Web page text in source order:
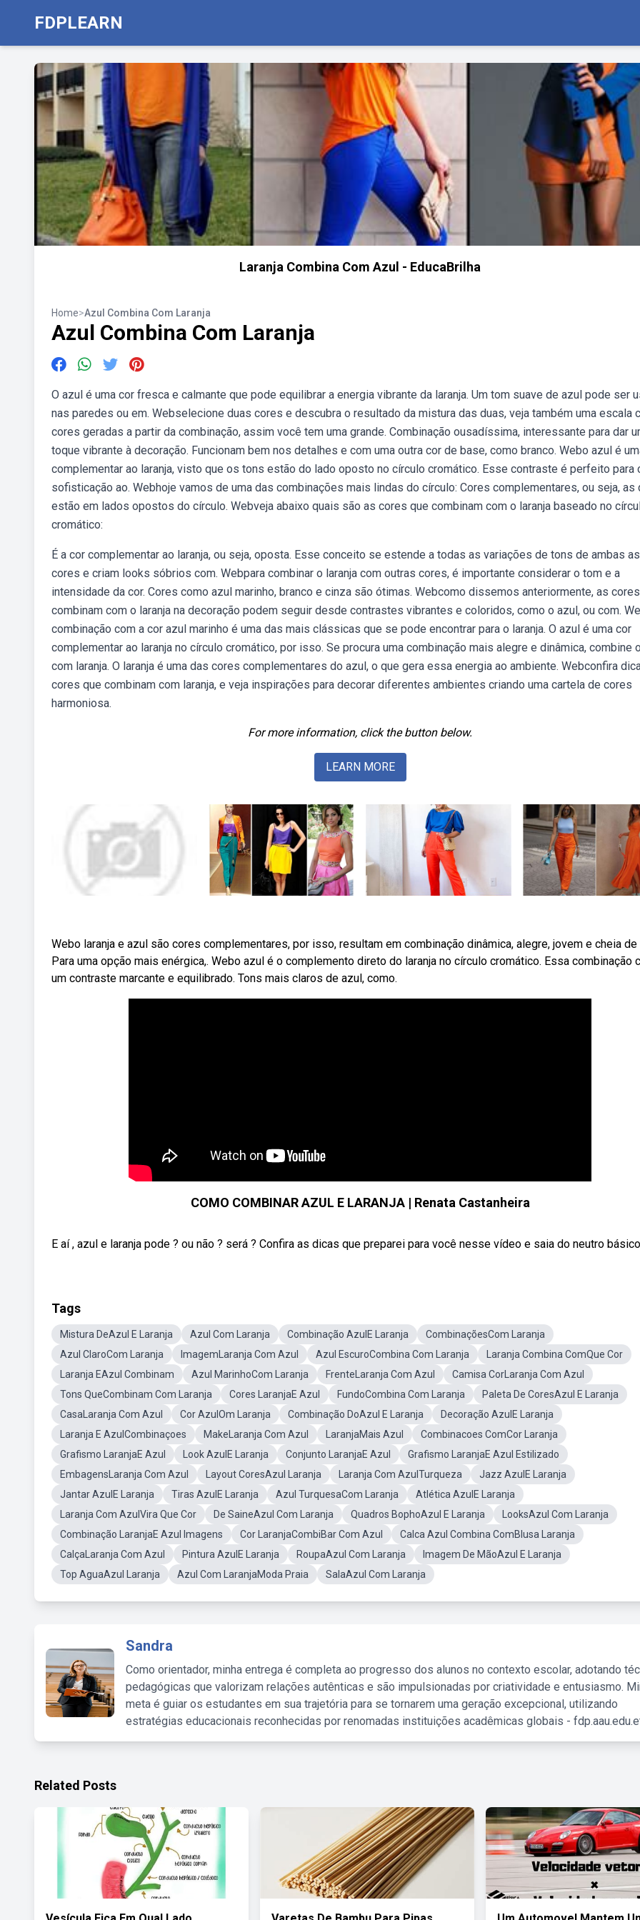
FDPLEARN
Laranja Combina Com Azul - EducaBrilha
Home>Azul Combina Com Laranja
Azul Combina Com Laranja
O azul é uma cor fresca e calmante que pode equilibrar a energia vibrante da laranja. Um tom suave de azul pode ser
nas paredes ou em. Webselecione duas cores e descubra o resultado da mistura das duas, veja também uma escala
cores geradas a partir da combinação, assim você tem uma grande. Combinação ousadíssima, interessante para dar
toque vibrante à decoração. Funcionam bem nos detalhes e com uma outra cor de base, como branco. Webo azul é
complementar ao laranja, visto que os tons estão do lado oposto no círculo cromático. Esse contraste é perfeito para
sofisticação ao. Webhoje vamos de uma das combinações mais lindas do círculo: Cores complementares, ou seja, as
estão em lados opostos do círculo. Webveja abaixo quais são as cores que combinam com o laranja baseado no
cromático:
É a cor complementar ao laranja, ou seja, oposta. Esse conceito se estende a todas as variações de tons de ambas as
cores e criam looks sóbrios com. Webpara combinar o laranja com outras cores, é importante considerar o tom e a
intensidade da cor. Cores como azul marinho, branco e cinza são ótimas. Webcomo dissemos anteriormente, as
combinam com o laranja na decoração podem seguir desde contrastes vibrantes e coloridos, como o azul, ou com.
combinação com a cor azul marinho é uma das mais clássicas que se pode encontrar para o laranja. O azul é uma cor
complementar ao laranja no círculo cromático, por isso. Se procura uma combinação mais alegre e dinâmica, combine
com laranja. O laranja é uma das cores complementares do azul, o que gera essa energia ao ambiente. Webconfira
cores que combinam com laranja, e veja inspirações para decorar diferentes ambientes criando uma cartela de cores
harmoniosa.
For more information, click the button below.
LEARN MORE
Webo laranja e azul são cores complementares, por isso, resultam em combinação dinâmica, alegre, jovem e cheia de
Para uma opção mais enérgica,. Webo azul é o complemento direto do laranja no círculo cromático. Essa combinação
um contraste marcante e equilibrado. Tons mais claros de azul, como.
COMO COMBINAR AZUL E LARANJA | Renata Castanheira
E aí , azul e laranja pode ? ou não ? será ? Confira as dicas que preparei para você nesse vídeo e saia do neutro
Tags
Mistura DeAzul E Laranja Azul Com Laranja Combinação AzulE Laranja
CombinaçõesCom Laranja
Azul ClaroCom Laranja
ImagemLaranja Com Azul Azul EscuroCombina Com Laranja
Laranja Combina ComQue Cor
Laranja EAzul Combinam
Azul MarinhoCom Laranja FrenteLaranja Com Azul
Camisa CorLaranja Com Azul
Tons QueCombinam Com Laranja
Cores LaranjaE Azul FundoCombina Com Laranja
Paleta De CoresAzul E Laranja
CasaLaranja Com Azul
Cor AzulOm Laranja Combinação DoAzul E Laranja
Decoração AzulE Laranja
Laranja E AzulCombinaçoes
MakeLaranja Com Azul LaranjaMais Azul
Combinacoes ComCor Laranja
Grafismo LaranjaE Azul
Look AzulE Laranja Conjunto LaranjaE Azul
Grafismo LaranjaE Azul Estilizado
EmbagensLaranja Com Azul
Layout CoresAzul Laranja Laranja Com AzulTurqueza
Jazz AzulE Laranja
Jantar AzulE Laranja
Tiras AzulE Laranja Azul TurquesaCom Laranja
Atlética AzulE Laranja
Laranja Com AzulVira Que Cor
De SaineAzul Com Laranja Quadros BophoAzul E Laranja
LooksAzul Com Laranja
Combinação LaranjaE Azul Imagens
Cor LaranjaCombiBar Com Azul
Calca Azul Combina ComBlusa Laranja
CalçaLaranja Com Azul
Pintura AzulE Laranja RoupaAzul Com Laranja
Imagem De MãoAzul E Laranja
Top AguaAzul Laranja
Azul Com LaranjaModa Praia SalaAzul Com Laranja
Sandra
Como orientador, minha entrega é completa ao progresso dos alunos no contexto escolar, adotando
pedagógicas que valorizam relações autênticas e são impulsionadas por criatividade e entusiasmo.
meta é guiar os estudantes em sua trajetória para se tornarem uma geração excepcional, utilizando
estratégias educacionais reconhecidas por renomadas instituições acadêmicas globais -
Related Posts